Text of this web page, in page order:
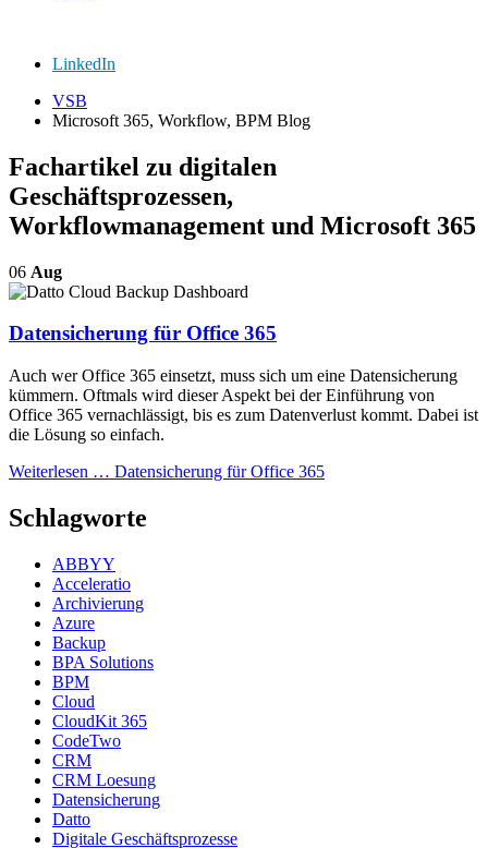
LinkedIn
VSB
Microsoft 365, Workflow, BPM Blog
Fachartikel zu digitalen
Geschäftsprozessen,
Workflowmanagement und Microsoft 365
06 Aug
Datensicherung für Office 365
Auch wer Office 365 einsetzt, muss sich um eine Datensicherung
kümmern. Oftmals wird dieser Aspekt bei der Einführung von
Office 365 vernachlässigt, bis es zum Datenverlust kommt. Dabei ist
die Lösung so einfach.
Weiterlesen … Datensicherung für Office 365
Schlagworte
ABBYY
Acceleratio
Archivierung
Azure
Backup
BPA Solutions
BPM
Cloud
CloudKit 365
CodeTwo
CRM
CRM Loesung
Datensicherung
Datto
Digitale Geschäftsprozesse